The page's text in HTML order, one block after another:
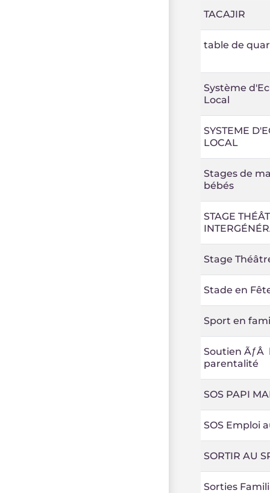
TACAJIR
table de
Système
Local
SYSTEME
LOCAL
Stages de
bébés
STAGE
Stage
Stade en
Sport en
Soutien ÃƒÂ
parentalité
SOS PAPI
SOS Emploi
SORTIR AU
Sorties